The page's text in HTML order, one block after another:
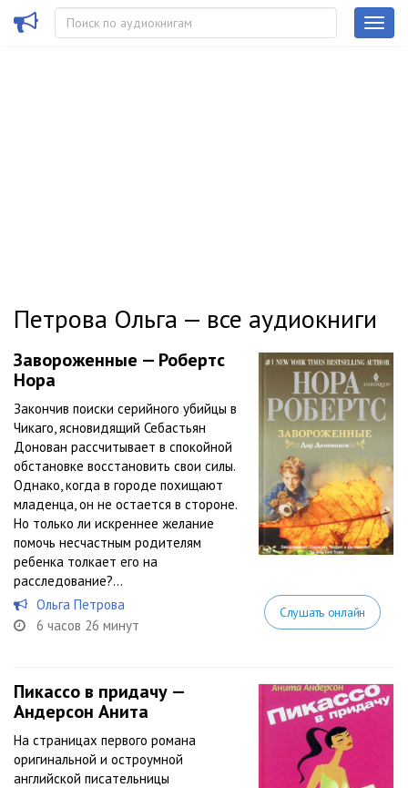
Петрова Ольга — все аудиокниги
Завороженные — Робертс
Нора
Закончив поиски серийного убийцы в
Чикаго, ясновидящий Себастьян
Донован рассчитывает в спокойной
обстановке восстановить свои силы.
Однако, когда в городе похищают
младенца, он не остается в стороне.
Но только ли искреннее желание
помочь несчастным родителям
ребенка толкает его на
расследование?...
Ольга Петрова
6 часов 26 минут
Слушать онлайн
Пикассо в придачу —
Андерсон Анита
На страницах первого романа
оригинальной и остроумной
английской писательницы